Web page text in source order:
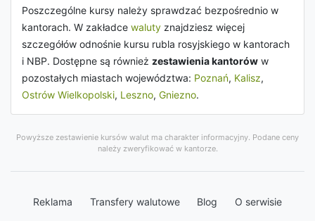
Poszczególne kursy należy sprawdzać bezpośrednio w
kantorach. W zakładce waluty znajdziesz więcej
szczegółów odnośnie kursu rubla rosyjskiego w kantorach
i NBP. Dostępne są również zestawienia kantorów w
pozostałych miastach województwa: Poznań, Kalisz,
Ostrów Wielkopolski, Leszno, Gniezno.
Powyższe zestawienie kursów walut ma charakter informacyjny. Podane ceny
należy zweryfikować w kantorze.
Reklama Transfery walutowe Blog O serwisie